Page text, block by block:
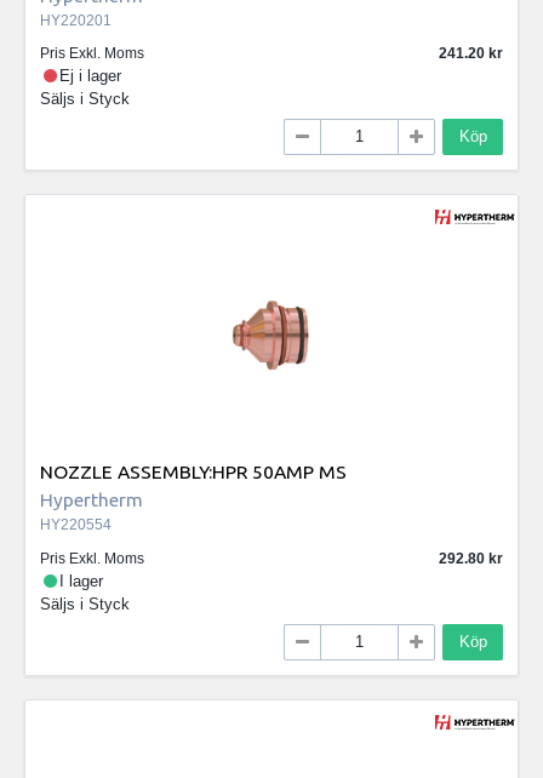
HY220201
Pris Exkl. Moms
241.20
Ej i lager
Säljs i Styck
Köp
NOZZLE ASSEMBLY:HPR 50AMP MS
Hypertherm
HY220554
Pris Exkl. Moms
292.80
I lager
Säljs i Styck
Köp